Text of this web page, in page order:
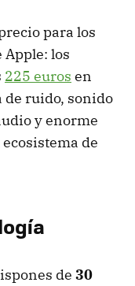
para los
Apple: los
225 euros en
de ruido, sonido
y enorme
de
de 30